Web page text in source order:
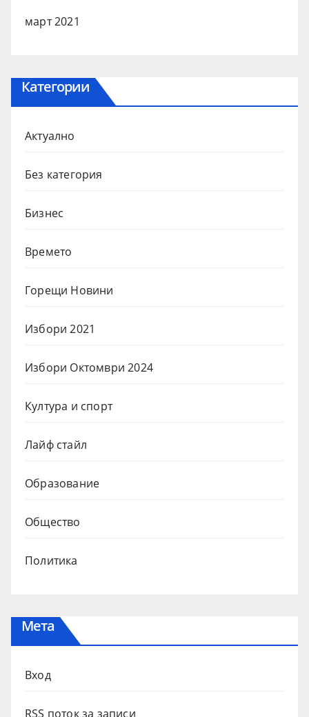
март 2021
Категории
Актуално
Без категория
Бизнес
Времето
Горещи Новини
Избори 2021
Избори Октомври 2024
Култура и спорт
Лайф стайл
Образование
Общество
Политика
Мета
Вход
RSS поток за записи